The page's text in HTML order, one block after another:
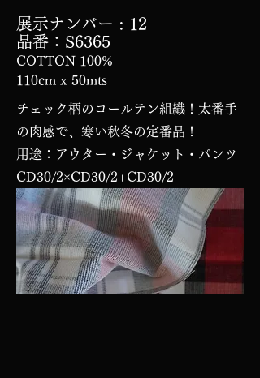
展示ナンバー : 12
品番：S6365
COTTON 100%
110cm x 50mts
チェック柄のコールテン組織！太番手
の肉感で、寒い秋冬の定番品！
用途：アウター・ジャケット・パンツ
CD30/2×CD30/2+CD30/2